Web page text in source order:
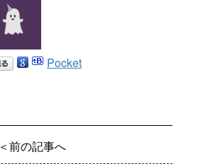
Pocket
＜前の記事へ